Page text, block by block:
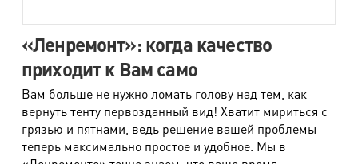
Наименование работ
Индивидуальная стирка постельного белья
(загрузка - 6кг)
820 руб.
Индивидуальная стирка постельного белья
ЛЮКС (загрузка - 6 кг)
920 руб.
«Ленремонт»: когда качество
приходит к Вам само
Вам больше не нужно ломать голову над тем, как
вернуть тенту первозданный вид! Хватит мириться с
грязью и пятнами, ведь решение вашей проблемы
теперь максимально простое и удобное. Мы в